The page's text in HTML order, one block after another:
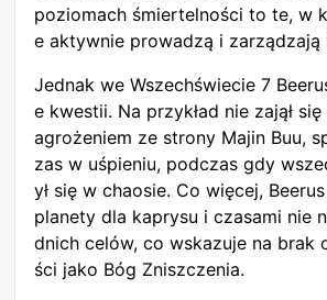
poziomach śmiertelności to te, w
e aktywnie prowadzą i zarządzają
Jednak we Wszechświecie 7
e kwestii. Na przykład nie zajął
agrożeniem ze strony Majin Buu,
zas w uśpieniu, podczas gdy
ył się w chaosie. Co więcej,
planety dla kaprysu i czasami nie
dnich celów, co wskazuje na brak
ści jako Bóg Zniszczenia.